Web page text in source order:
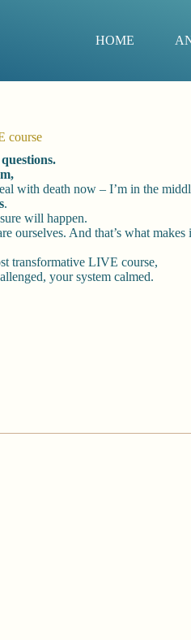
HOME
course
with death now – I’m in the
.
will happen.
ourselves. And that’s what
transformative LIVE course,
your system calmed.